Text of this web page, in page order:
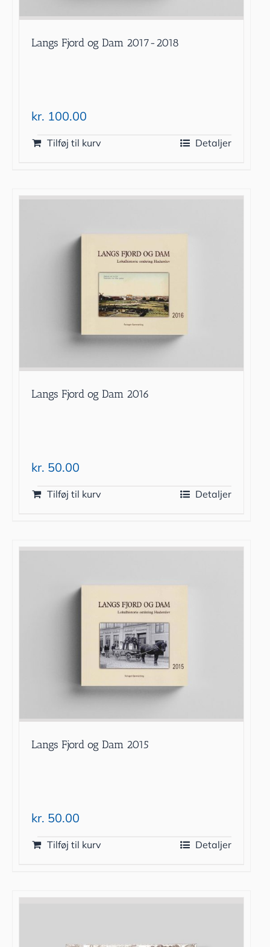
Langs Fjord og Dam 2017-2018
kr. 100.00
Tilføj til kurv Detaljer
Langs Fjord og Dam 2016
kr. 50.00
Tilføj til kurv Detaljer
Langs Fjord og Dam 2015
kr. 50.00
Tilføj til kurv Detaljer